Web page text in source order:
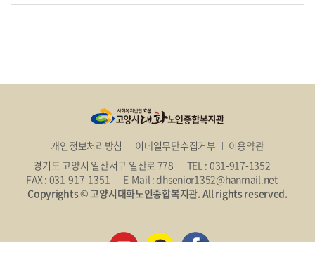
개인정보처리방침 이메일무단수집거부
이용약관
경기도 고양시 일산서구 일산로 778
TEL : 031-917-1352
FAX : 031-917-1351
E-Mail : dhsenior1352@hanmail.net
Copyrights © 고양시대화노인종합복지관. All rights reserved.